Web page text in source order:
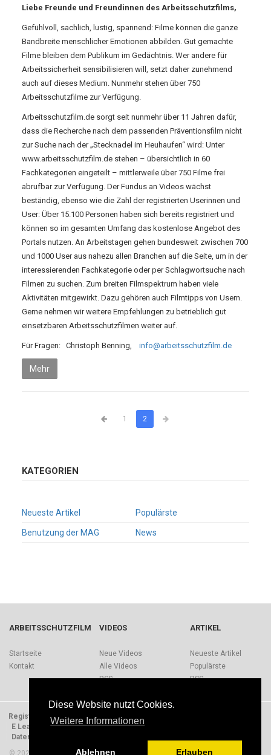
Diese Website nutzt Cookies.
Weitere Informationen
Ablehnen Erlauben
Liebe Freunde und Freundinnen des Arbeitsschutzfilms,
Gefühlvoll, sachlich, lustig, spannend: Filme können die ganze
Bandbreite menschlicher Emotionen abbilden. Gut gemachte
Filme bleiben dem Publikum im Gedächtnis. Wer andere für
Arbeitssicherheit sensibilisieren will, setzt daher zunehmend
auch auf dieses Medium. Nunmehr stehen über 750
Arbeitsschutzfilme zur Verfügung.
Arbeitsschutzfilm.de sorgt seit nunmehr über 11 Jahren dafür,
dass die Recherche nach dem passenden Präventionsfilm nicht
zur Suche nach der „Stecknadel im Heuhaufen“ wird: Unter
www.arbeitsschutzfilm.de stehen – übersichtlich in 60
Fachkategorien eingeteilt – mittlerweile über 750 Filme frei
abrufbar zur Verfügung. Der Fundus an Videos wächst
beständig, ebenso wie die Zahl der registrierten Userinnen und
User: Über 15.100 Personen haben sich bereits registriert und
können so im gesamten Umfang das kostenlose Angebot des
Portals nutzen. An Arbeitstagen gehen bundesweit zwischen 700
und 1000 User aus nahezu allen Branchen auf die Seite, um in der
interessierenden Fachkategorie oder per Schlagwortsuche nach
Filmen zu suchen. Zum breiten Filmspektrum haben viele
Aktivitäten mitgewirkt. Dazu gehören auch Filmtipps von Usern.
Gerne nehmen wir weitere Empfehlungen zu betrieblich gut
einsetzbaren Arbeitsschutzfilmen weiter auf.
Für Fragen: Christoph Benning, info@arbeitsschutzfilm.de
Mehr
1 2
KATEGORIEN
Neueste Artikel Populärste
Benutzung der MAG News
ARBEITSSCHUTZFILM
Startseite
Kontakt
VIDEOS
Neue Videos
Alle Videos
RSS
ARTIKEL
Neueste Artikel
Populärste
RSS
Registrieren Impressum Quellen
E Learning Einheiten
Nutzungsbedingungen
Datenschutzerklärung
© 2026 Arbeitsschutzfilm. Alle Rechte vorbehalten.